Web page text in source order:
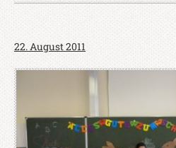
22. August 2011